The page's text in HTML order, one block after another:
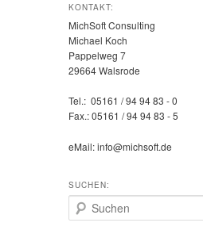
KONTAKT:
MichSoft Consulting
Michael Koch
Pappelweg 7
29664 Walsrode
Tel.: 05161 / 94 94 83 - 0
Fax.: 05161 / 94 94 83 - 5
eMail: info@michsoft.de
SUCHEN:
Suchen